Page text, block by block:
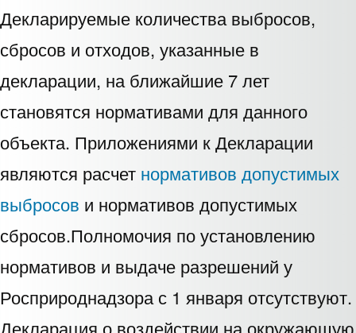
Декларируемые количества выбросов,
сбросов и отходов, указанные в
декларации, на ближайшие 7 лет
становятся нормативами для данного
объекта. Приложениями к Декларации
являются расчет нормативов допустимых
выбросов и нормативов допустимых
сбросов.Полномочия по установлению
нормативов и выдаче разрешений у
Росприроднадзора с 1 января отсутствуют.
Декларация о воздействии на окружающую